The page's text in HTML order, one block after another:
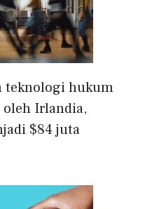
teknologi hukum
Irlandia,
$84 juta